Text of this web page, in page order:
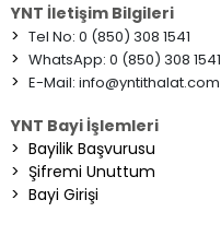
YNT İletişim Bilgileri
> Tel No: 0 (850) 308 1541
> WhatsApp: 0 (850) 308 1541
> E-Mail: info@yntithalat.com
YNT Bayi İşlemleri
> Bayilik Başvurusu
> Şifremi Unuttum
> Bayi Girişi